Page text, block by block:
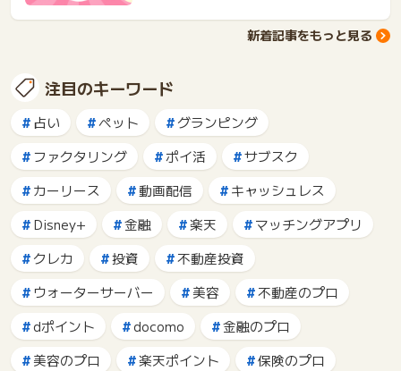
新着記事をもっと見る
注目のキーワード
占い ペット
グランピング
ファクタリング
ポイ活
サブスク
カーリース
動画配信
キャッシュレス
Disney+
金融 楽天
マッチングアプリ
クレカ
投資
不動産投資
ウォーターサーバー
美容
不動産のプロ
dポイント
docomo
金融のプロ
美容のプロ
楽天ポイント
保険のプロ